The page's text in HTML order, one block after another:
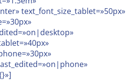
text_font_size_tablet=»50px»